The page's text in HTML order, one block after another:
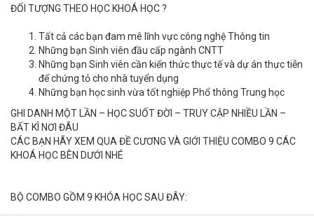
ĐỐI TƯỢNG THEO HỌC KHOÁ HỌC ?
Tất cả các bạn đam mê lĩnh vực công nghệ Thông tin
Những bạn Sinh viên đầu cấp ngành CNTT
Những bạn Sinh viên cần kiến thức thực tế và dự án thực tiễn
để chứng tỏ cho nhà tuyển dụng
Những bạn học sinh vừa tốt nghiệp Phổ thông Trung học
GHI DANH MỘT LẦN – HỌC SUỐT ĐỜI – TRUY CẬP NHIỀU LẦN –
BẤT KÌ NƠI ĐÂU
CÁC BẠN HÃY XEM QUA ĐỀ CƯƠNG VÀ GIỚI THIỆU COMBO 9 CÁC
KHOÁ HỌC BÊN DƯỚI NHÉ
BỘ COMBO GỒM 9 KHÓA HỌC SAU ĐÂY: